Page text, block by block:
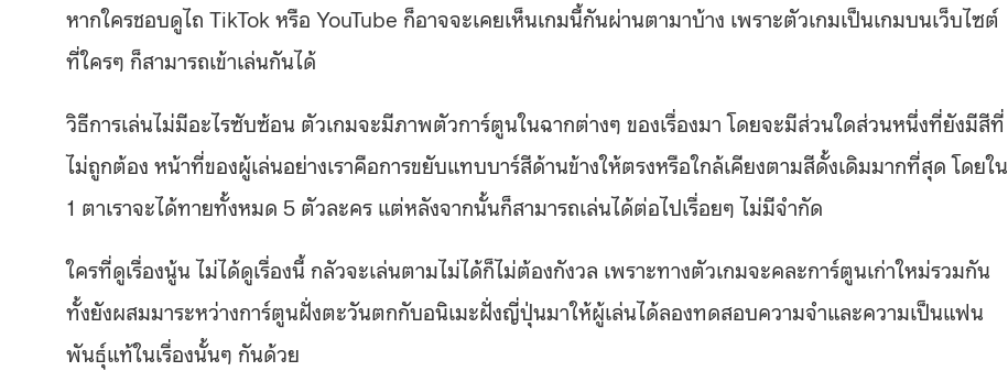
หากใครชอบดูไถ TikTok หรือ YouTube ก็อาจจะเคยเห็นเกมนี้กันผ่านตามาบ้าง เพราะตัวเกมเป็นเกมบนเว็บไซต์
ที่ใครๆ ก็สามารถเข้าเล่นกันได้
วิธีการเล่นไม่มีอะไรซับซ้อน ตัวเกมจะมีภาพตัวการ์ตูนในฉากต่างๆ ของเรื่องมา โดยจะมีส่วนใดส่วนหนึ่งที่ยังมีสีที่
ไม่ถูกต้อง หน้าที่ของผู้เล่นอย่างเราคือการขยับแทบบาร์สีด้านข้างให้ตรงหรือใกล้เคียงตามสีดั้งเดิมมากที่สุด โดยใน
1 ตาเราจะได้ทายทั้งหมด 5 ตัวละคร แต่หลังจากนั้นก็สามารถเล่นได้ต่อไปเรื่อยๆ ไม่มีจำกัด
ใครที่ดูเรื่องนู้น ไม่ได้ดูเรื่องนี้ กลัวจะเล่นตามไม่ได้ก็ไม่ต้องกังวล เพราะทางตัวเกมจะคละการ์ตูนเก่าใหม่รวมกัน
ทั้งยังผสมมาระหว่างการ์ตูนฝั่งตะวันตกกับอนิเมะฝั่งญี่ปุ่นมาให้ผู้เล่นได้ลองทดสอบความจำและความเป็นแฟน
พันธุ์แท้ในเรื่องนั้นๆ กันด้วย